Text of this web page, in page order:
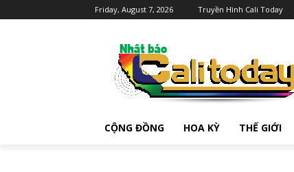
Friday, August 7, 2026 Truyền Hình Cali Today
CỘNG ĐỒNG HOA KỲ THẾ GIỚI